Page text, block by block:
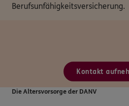
Berufsunfähigkeitsversicherung.
Kontakt
Die Altersvorsorge der DANV